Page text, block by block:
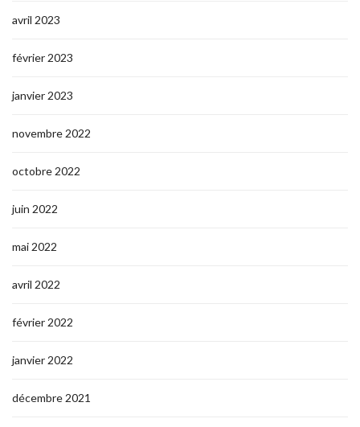
avril 2023
février 2023
janvier 2023
novembre 2022
octobre 2022
juin 2022
mai 2022
avril 2022
février 2022
janvier 2022
décembre 2021